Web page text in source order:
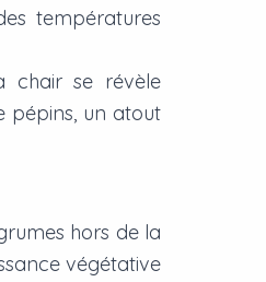
températures
chair se révèle
pépins, un atout
hors de la
végétative